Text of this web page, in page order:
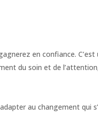
en confiance. C’est
du soin et de
au changement qui